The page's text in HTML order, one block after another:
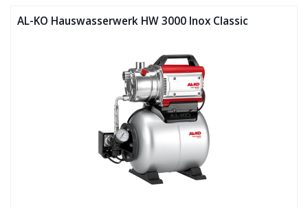
AL-KO Hauswasserwerk HW 3000 Inox Classic